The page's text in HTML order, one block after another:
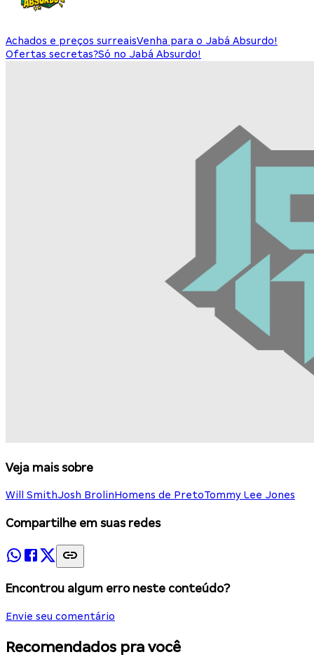
Achados e preços surreaisVenha para o Jabá Absurdo!
Ofertas secretas?Só no Jabá Absurdo!
Veja mais sobre
Will SmithJosh BrolinHomens de PretoTommy Lee Jones
Compartilhe em suas redes
Encontrou algum erro neste conteúdo?
Envie seu comentário
Recomendados pra você